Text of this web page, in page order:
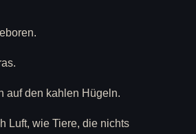
auf den kahlen Hügeln.
Luft, wie Tiere, die nichts